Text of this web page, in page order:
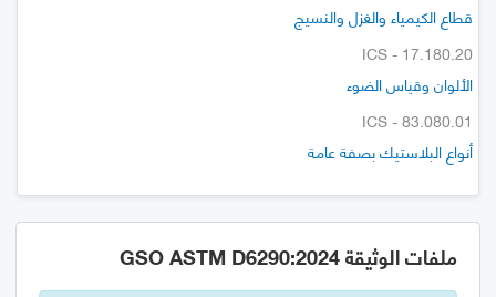
قطاع الكيمياء والغزل والنسيج
ICS - 17.180.20
الألوان وقياس الضوء
ICS - 83.080.01
أنواع البلاستيك بصفة عامة
ملفات الوثيقة GSO ASTM D6290:2024